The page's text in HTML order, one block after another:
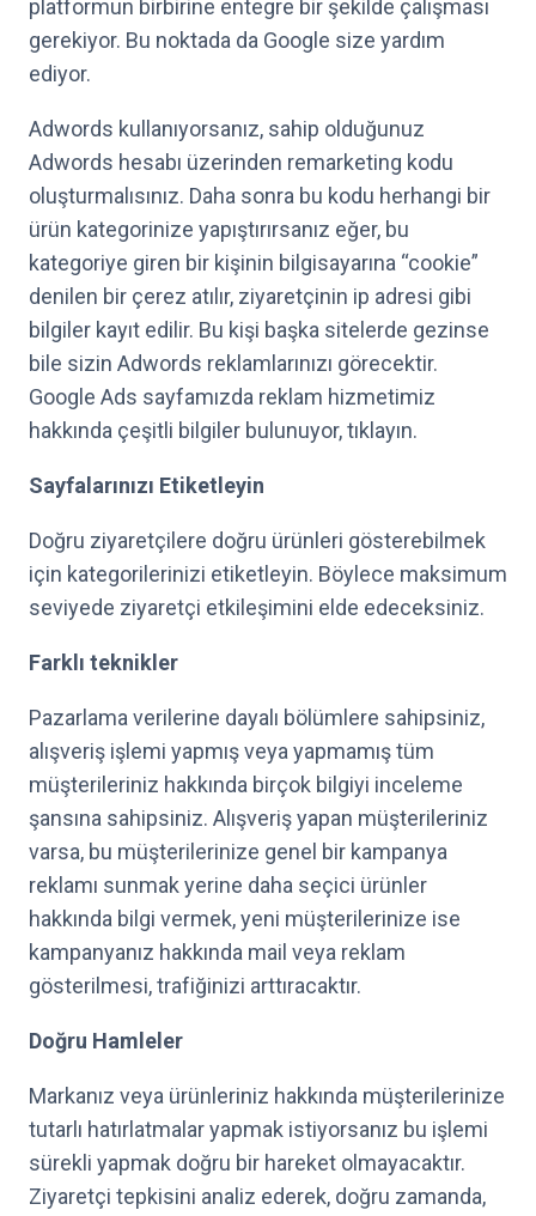
platformun birbirine entegre bir şekilde çalışması
gerekiyor. Bu noktada da Google size yardım
ediyor.
Adwords kullanıyorsanız, sahip olduğunuz
Adwords hesabı üzerinden remarketing kodu
oluşturmalısınız. Daha sonra bu kodu herhangi bir
ürün kategorinize yapıştırırsanız eğer, bu
kategoriye giren bir kişinin bilgisayarına “cookie”
denilen bir çerez atılır, ziyaretçinin ip adresi gibi
bilgiler kayıt edilir. Bu kişi başka sitelerde gezinse
bile sizin Adwords reklamlarınızı görecektir.
Google Ads sayfamızda reklam hizmetimiz
hakkında çeşitli bilgiler bulunuyor, tıklayın.
Sayfalarınızı Etiketleyin
Doğru ziyaretçilere doğru ürünleri gösterebilmek
için kategorilerinizi etiketleyin. Böylece maksimum
seviyede ziyaretçi etkileşimini elde edeceksiniz.
Farklı teknikler
Pazarlama verilerine dayalı bölümlere sahipsiniz,
alışveriş işlemi yapmış veya yapmamış tüm
müşterileriniz hakkında birçok bilgiyi inceleme
şansına sahipsiniz. Alışveriş yapan müşterileriniz
varsa, bu müşterilerinize genel bir kampanya
reklamı sunmak yerine daha seçici ürünler
hakkında bilgi vermek, yeni müşterilerinize ise
kampanyanız hakkında mail veya reklam
gösterilmesi, trafiğinizi arttıracaktır.
Doğru Hamleler
Markanız veya ürünleriniz hakkında müşterilerinize
tutarlı hatırlatmalar yapmak istiyorsanız bu işlemi
sürekli yapmak doğru bir hareket olmayacaktır.
Ziyaretçi tepkisini analiz ederek, doğru zamanda,